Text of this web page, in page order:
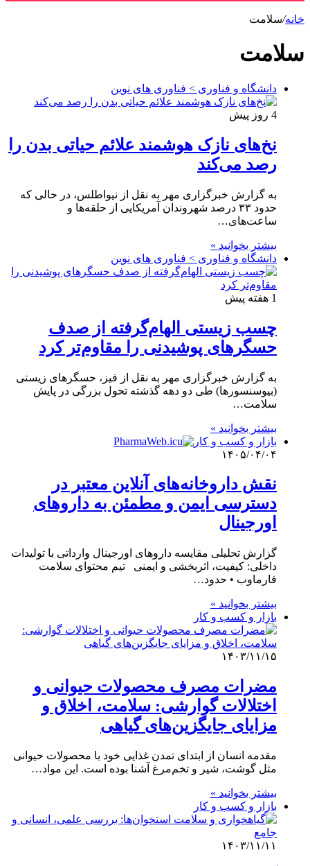
خانه/سلامت
سلامت
دانشگاه و فناوری > فناوری های نوین
4 روز پیش
نخ‌های نازک هوشمند علائم حیاتی بدن را
رصد می‌کند
به گزارش خبرگزاری مهر به نقل از نیواطلس، در حالی که
حدود ۳۳ درصد شهروندان آمریکایی از حلقه‌ها و
ساعت‌های…
بیشتر بخوانید »
دانشگاه و فناوری > فناوری های نوین
1 هفته پیش
چسب زیستی الهام‌گرفته از صدف
حسگرهای پوشیدنی را مقاوم‌تر کرد
به گزارش خبرگزاری مهر به نقل از فیز، حسگرهای زیستی
(بیوسنسورها) طی دو دهه گذشته تحول بزرگی در پایش
سلامت…
بیشتر بخوانید »
بازار و کسب و کار
۱۴۰۵/۰۴/۰۴
نقش داروخانه‌های آنلاین معتبر در
دسترسی ایمن و مطمئن به داروهای
اورجینال
گزارش تحلیلی مقایسه داروهای اورجینال وارداتی با تولیدات
داخلی: کیفیت، اثربخشی و ایمنی تیم محتوای سلامت
فارماوب • حدود…
بیشتر بخوانید »
بازار و کسب و کار
۱۴۰۳/۱۱/۱۵
مضرات مصرف محصولات حیوانی و
اختلالات گوارشی: سلامت، اخلاق و
مزایای جایگزین‌های گیاهی
مقدمه انسان از ابتدای تمدن غذایی خود با محصولات حیوانی
مثل گوشت، شیر و تخم‌مرغ آشنا بوده است. این مواد…
بیشتر بخوانید »
بازار و کسب و کار
۱۴۰۳/۱۱/۱۱